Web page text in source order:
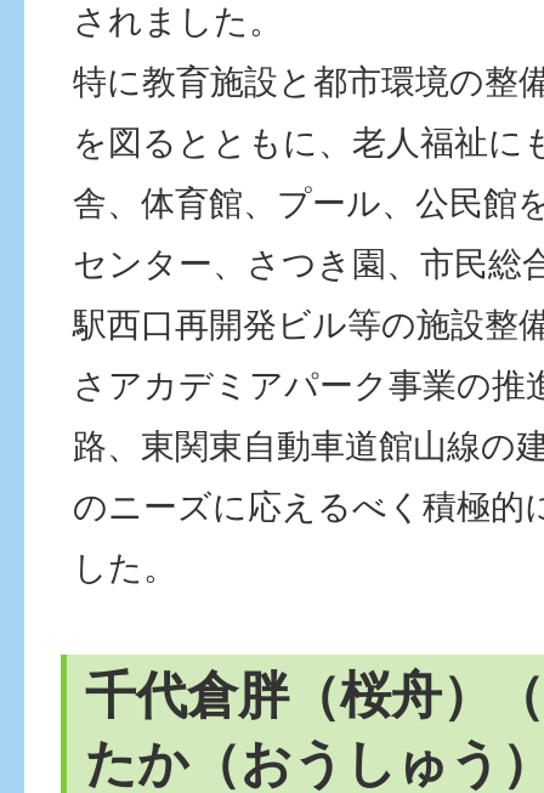
されました。
特に教育施設と都市環境の整
を図るとともに、老人福祉に
舎、体育館、プール、公民館
センター、さつき園、市民総
駅西口再開発ビル等の施設整
さアカデミアパーク事業の推
路、東関東自動車道館山線の
のニーズに応えるべく積極的
した。
千代倉胖（桜舟）
たか（おうしゅう